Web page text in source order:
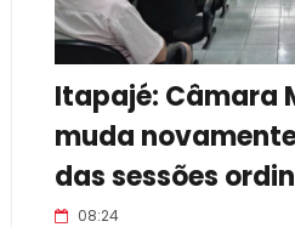
Itapajé: Câmara
muda
das sessões
08:24